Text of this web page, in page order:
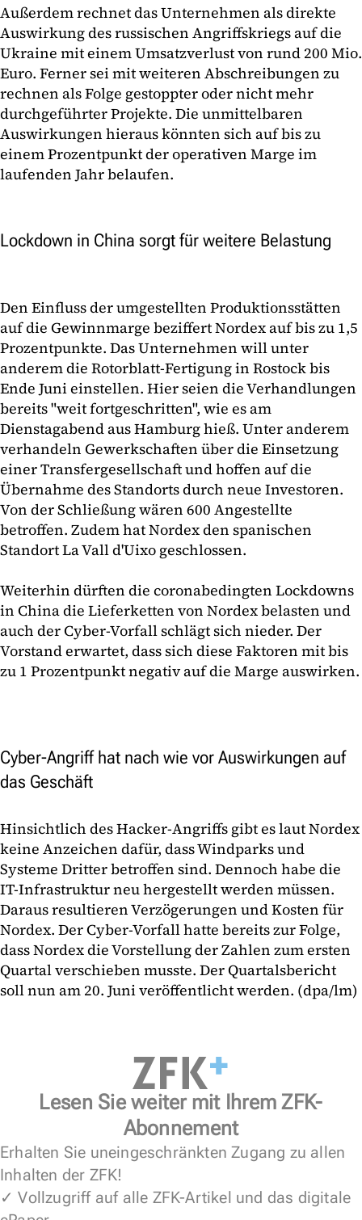
Außerdem rechnet das Unternehmen als direkte
Auswirkung des russischen Angriffskriegs auf die
Ukraine mit einem Umsatzverlust von rund 200 Mio.
Euro. Ferner sei mit weiteren Abschreibungen zu
rechnen als Folge gestoppter oder nicht mehr
durchgeführter Projekte. Die unmittelbaren
Auswirkungen hieraus könnten sich auf bis zu
einem Prozentpunkt der operativen Marge im
laufenden Jahr belaufen.
Lockdown in China sorgt für weitere Belastung
Den Einfluss der umgestellten Produktionsstätten
auf die Gewinnmarge beziffert Nordex auf bis zu 1,5
Prozentpunkte. Das Unternehmen will unter
anderem die Rotorblatt-Fertigung in Rostock bis
Ende Juni einstellen. Hier seien die Verhandlungen
bereits "weit fortgeschritten", wie es am
Dienstagabend aus Hamburg hieß. Unter anderem
verhandeln Gewerkschaften über die Einsetzung
einer Transfergesellschaft und hoffen auf die
Übernahme des Standorts durch neue Investoren.
Von der Schließung wären 600 Angestellte
betroffen. Zudem hat Nordex den spanischen
Standort La Vall d'Uixo geschlossen.
Weiterhin dürften die coronabedingten Lockdowns
in China die Lieferketten von Nordex belasten und
auch der Cyber-Vorfall schlägt sich nieder. Der
Vorstand erwartet, dass sich diese Faktoren mit bis
zu 1 Prozentpunkt negativ auf die Marge auswirken.
Cyber-Angriff hat nach wie vor Auswirkungen auf
das Geschäft
Hinsichtlich des Hacker-Angriffs gibt es laut Nordex
keine Anzeichen dafür, dass Windparks und
Systeme Dritter betroffen sind. Dennoch habe die
IT-Infrastruktur neu hergestellt werden müssen.
Daraus resultieren Verzögerungen und Kosten für
Nordex. Der Cyber-Vorfall hatte bereits zur Folge,
dass Nordex die Vorstellung der Zahlen zum ersten
Quartal verschieben musste. Der Quartalsbericht
soll nun am 20. Juni veröffentlicht werden. (dpa/lm)
Lesen Sie weiter mit Ihrem ZFK-
Abonnement
Erhalten Sie uneingeschränkten Zugang zu allen
Inhalten der ZFK!
✓ Vollzugriff auf alle ZFK-Artikel und das digitale